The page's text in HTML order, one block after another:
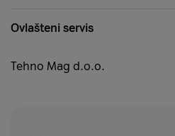
Ovlašteni servis
Tehno Mag d.o.o.